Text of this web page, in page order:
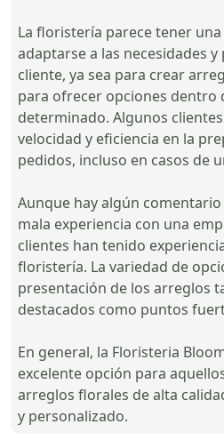
La floristería parece tener
adaptarse a las necesidades
cliente, ya sea para crear
para ofrecer opciones dentro
determinado. Algunos
velocidad y eficiencia en la
pedidos, incluso en casos de
Aunque hay algún
mala experiencia con una
clientes han tenido
floristería. La variedad de
presentación de los arreglos
destacados como puntos
En general, la Floristeria
excelente opción para
arreglos florales de alta
y personalizado.